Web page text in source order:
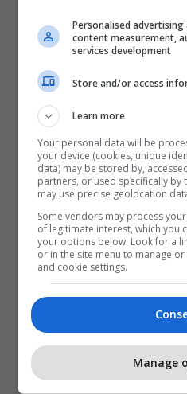
Personalised
content measurement,
services development
Store and/or access
Learn more
Your personal data will be
your device (cookies, unique
data) may be stored by,
partners, or used specifically by
may use precise geolocation
Some vendors may process
of legitimate interest, which you
your options below. Look for a
or in the site menu to manage
and cookie settings.
Manage